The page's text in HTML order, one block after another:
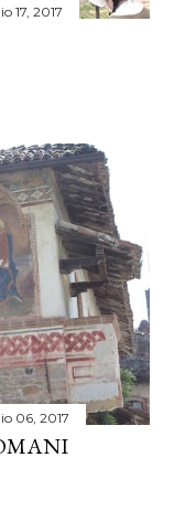
17, 2017
06, 2017